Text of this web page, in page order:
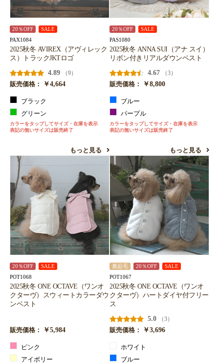
20％OFF SALE
PAX1084
2025秋冬 AVIREX（アヴィレック
ス）トラックJKTロゴ
4.89
（9）
販売価格：
￥4,664
ブラック
グリーン
カラーをタップしてサイズ・在庫を表示
表記の無いサイズは販売終了
もっと見る
20％OFF SALE
PAS1080
2025秋冬 ANNA SUI（アナ スイ）
リボン付きリアルダウンベスト
4.67
（3）
販売価格：
￥8,800
ブルー
パープル
カラーをタップしてサイズ・在庫を表示
表記の無いサイズは販売終了
もっと見る
20％OFF SALE
POT1068
2025秋冬 ONE OCTAVE（ワンオ
クターヴ）スウィートカラーダウ
ンベスト
販売価格： ￥5,984
ピンク
アイボリー
裏起毛 20％OFF SALE
POT1067
2025秋冬 ONE OCTAVE（ワンオ
クターヴ）ハートダイヤ付フリー
ス
5.0
（3）
販売価格：
￥3,696
ホワイト
ブルー